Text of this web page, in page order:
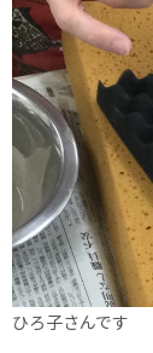
ひろ子さんです